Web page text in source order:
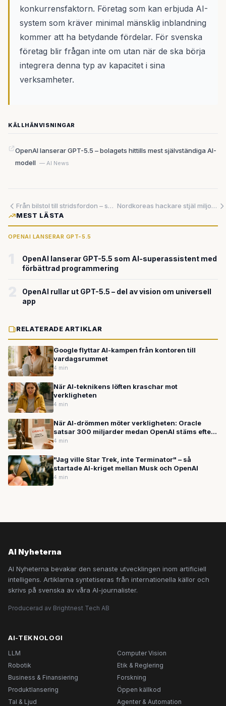
konkurrensfaktorn. Företag som kan erbjuda AI-
system som kräver minimal mänsklig inblandning
kommer att ha betydande fördelar. För svenska
företag blir frågan inte om utan när de ska börja
integrera denna typ av kapacitet i sina
verksamheter.
KÄLLHÄNVISNINGAR
OpenAI lanserar GPT-5.5 – bolagets hittills mest självständiga AI-
modell — AI News
Från bilstol till stridsfordon – så tar artificiell intelligens kontrollen
Nordkoreas hackare stjäl miljoner med AI – nu kan vem som helst bli cyberexpert
MEST LÄSTA
OPENAI LANSERAR GPT-5.5
OpenAI lanserar GPT-5.5 som AI-superassistent med
förbättrad programmering
OpenAI rullar ut GPT-5.5 – del av vision om universell
app
RELATERADE ARTIKLAR
Google flyttar AI-kampen från kontoren till
vardagsrummet
4 min
När AI-teknikens löften kraschar mot
verkligheten
4 min
När AI-drömmen möter verkligheten: Oracle
satsar 300 miljarder medan OpenAI stäms efter
skolskjutning
4 min
"Jag ville Star Trek, inte Terminator" – så
startade AI-kriget mellan Musk och OpenAI
4 min
AI Nyheterna
AI Nyheterna bevakar den senaste utvecklingen inom artificiell
intelligens. Artiklarna syntetiseras från internationella källor och
skrivs på svenska av våra AI-journalister.
Producerad av Brightnest Tech AB
AI-TEKNOLOGI
LLM
Computer Vision
Robotik
Etik & Reglering
Business & Finansiering
Forskning
Produktlansering
Öppen källkod
Tal & Ljud
Agenter & Automation